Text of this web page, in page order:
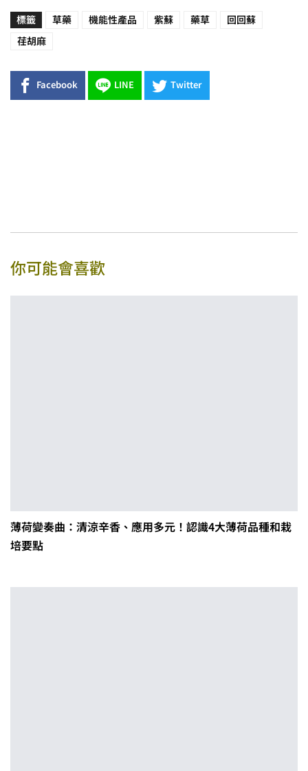
標籤 草藥 機能性產品 紫蘇 藥草 回回蘇
荏胡麻
Facebook LINE Twitter
你可能會喜歡
薄荷變奏曲：清涼辛香、應用多元！認識4大薄荷品種和栽
培要點